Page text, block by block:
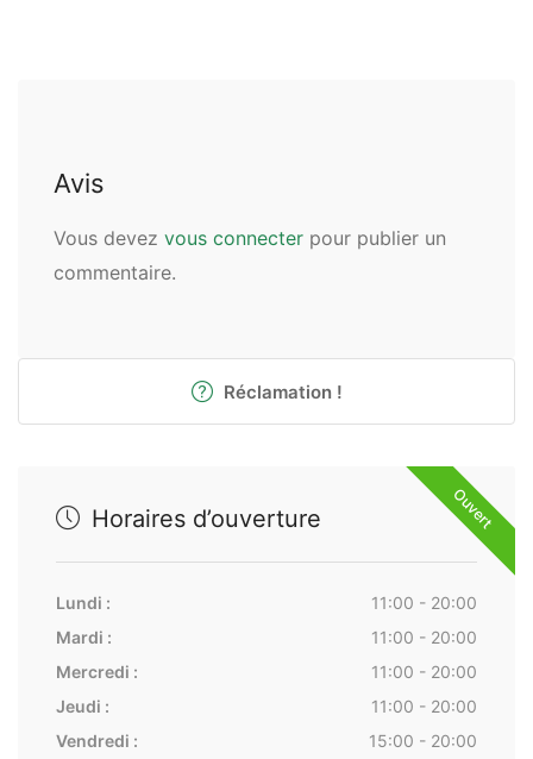
Avis
Vous devez vous connecter pour publier un
commentaire.
Réclamation !
Ouvert
Horaires d’ouverture
Lundi :
11:00 - 20:00
Mardi :
11:00 - 20:00
Mercredi :
11:00 - 20:00
Jeudi :
11:00 - 20:00
Vendredi :
15:00 - 20:00